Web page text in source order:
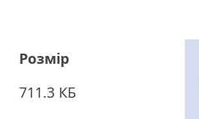
Розмір
711.3 КБ